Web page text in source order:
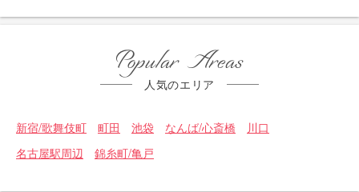
Popular Areas
人気のエリア
新宿/歌舞伎町 町田 池袋 なんば/心斎橋
川口
名古屋駅周辺
錦糸町/亀戸